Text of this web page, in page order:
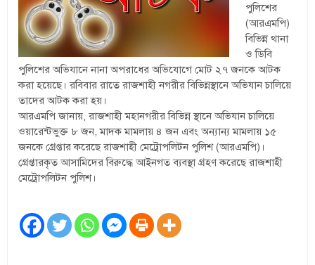
পুলিশের
(আরএমপি)
বিভিন্ন থানা
ও ডিবি
পুলিশের অভিযানে নানা অপরাধের অভিযোগে মোট ২৭ জনকে আটক
করা হয়েছে। রবিবার রাতে রাজশাহী নগরীর বিভিন্নস্থানে অভিযান চালিয়ে
তাদের আটক করা হয়।
আরএমপি জানায়, রাজশাহী মহানগরীর বিভিন্ন স্থানে অভিযান চালিয়ে
ওয়ারেন্টভুক্ত ৮ জন, মাদক মামলায় ৪ জন এবং অন্যান্য মামলায় ১৫
জনকে গ্রেপ্তার করেছে রাজশাহী মেট্রোপলিটন পুলিশ (আরএমপি)।
গ্রেপ্তারকৃত আসামিদের বিরুদ্ধে আইনগত ব্যবস্থা গ্রহণ করেছে রাজশাহী
মেট্রোপলিটন পুলিশ।